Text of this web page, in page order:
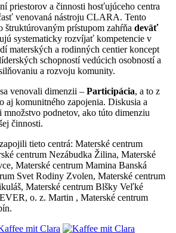
priestorov a činnosti hosťujúceho centra
venovaná nástroju CLARA. Tento
štruktúrovaným prístupom zahŕňa deväť
systematicky rozvíjať kompetencie v
materských a rodinných centier koncept
schopností vedúcich osobností a
a rozvoju komunity.
venovali dimenzii – Participácia, a to z
aj komunitného zapojenia. Diskusia a
množstvo podnetov, ako túto dimenziu
činnosti.
tieto centrá: Materské centrum
centrum Nezábudka Žilina, Materské
Materské centrum Mamina Banská
Svet Rodiny Zvolen, Materské centrum
Materské centrum Blšky Veľké
o. z. Martin , Materské centrum